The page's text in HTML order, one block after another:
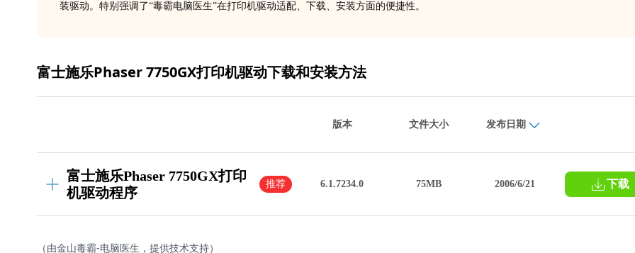
装驱动。特别强调了“毒霸电脑医生”在打印机驱动适配、下载、安装方面的便捷性。
富士施乐Phaser 7750GX打印机驱动下载和安装方法
版本 文件大小 发布日期
富士施乐Phaser 7750GX打印
机驱动程序
推荐 6.1.7234.0 75MB 2006/6/21 下载
（由金山毒霸-电脑医生，提供技术支持）